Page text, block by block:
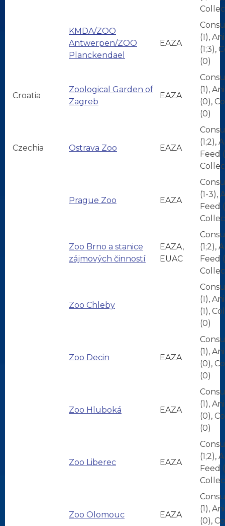
KMDA/ZOO
Antwerpen/ZOO
Planckendael
EAZA
(1),
(1;3),
(0)
Croatia
Zoological Garden of
Zagreb
EAZA
(1),
(0),
(0)
Czechia Ostrava Zoo EAZA
(1;2),
Feed
Prague Zoo EAZA
(1-3),
Feed
Zoo Brno a stanice
zájmových činností
EAZA,
EUAC
(1;2),
Feed
Zoo Chleby
(1),
(1),
(0)
Zoo Decin EAZA
(1),
(0),
(0)
Zoo Hluboká EAZA
(1),
(0),
(0)
Zoo Liberec EAZA
(1;2),
Feed
Zoo Olomouc EAZA
(1),
(0),